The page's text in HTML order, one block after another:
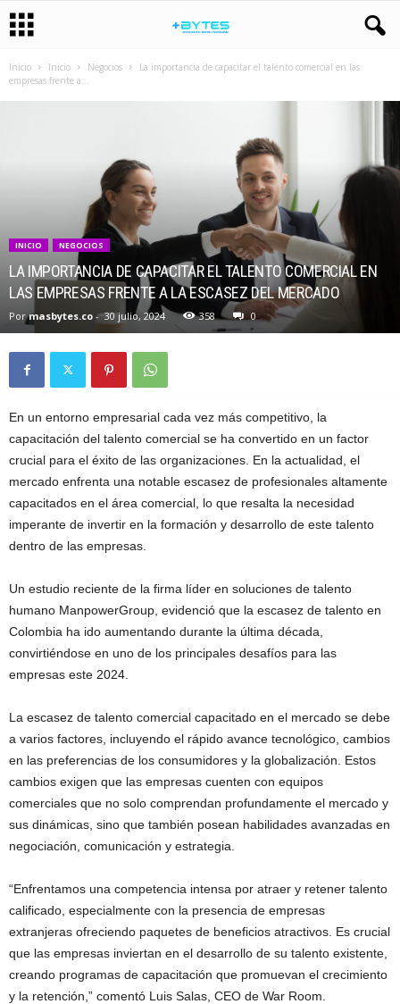
Inicio Inicio Negocios
La importancia de capacitar el talento comercial en las
empresas frente a...
INICIO NEGOCIOS
LA IMPORTANCIA DE CAPACITAR EL TALENTO COMERCIAL EN
LAS EMPRESAS FRENTE A LA ESCASEZ DEL MERCADO
Por masbytes.co - 30 julio, 2024 358 0
En un entorno empresarial cada vez más competitivo, la
capacitación del talento comercial se ha convertido en un factor
crucial para el éxito de las organizaciones. En la actualidad, el
mercado enfrenta una notable escasez de profesionales altamente
capacitados en el área comercial, lo que resalta la necesidad
imperante de invertir en la formación y desarrollo de este talento
dentro de las empresas.
Un estudio reciente de la firma líder en soluciones de talento
humano ManpowerGroup, evidenció que la escasez de talento en
Colombia ha ido aumentando durante la última década,
convirtiéndose en uno de los principales desafíos para las
empresas este 2024.
La escasez de talento comercial capacitado en el mercado se debe
a varios factores, incluyendo el rápido avance tecnológico, cambios
en las preferencias de los consumidores y la globalización. Estos
cambios exigen que las empresas cuenten con equipos
comerciales que no solo comprendan profundamente el mercado y
sus dinámicas, sino que también posean habilidades avanzadas en
negociación, comunicación y estrategia.
“Enfrentamos una competencia intensa por atraer y retener talento
calificado, especialmente con la presencia de empresas
extranjeras ofreciendo paquetes de beneficios atractivos. Es crucial
que las empresas inviertan en el desarrollo de su talento existente,
creando programas de capacitación que promuevan el crecimiento
y la retención,” comentó Luis Salas, CEO de War Room.